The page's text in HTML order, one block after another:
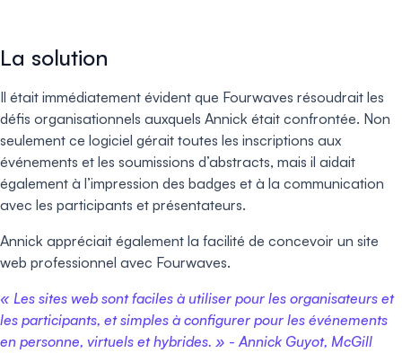
La solution
Il était immédiatement évident que Fourwaves résoudrait les
défis organisationnels auxquels Annick était confrontée. Non
seulement ce logiciel gérait toutes les inscriptions aux
événements et les soumissions d’abstracts, mais il aidait
également à l’impression des badges et à la communication
avec les participants et présentateurs.
Annick appréciait également la facilité de concevoir un site
web professionnel avec Fourwaves.
« Les sites web sont faciles à utiliser pour les organisateurs et
les participants, et simples à configurer pour les événements
en personne, virtuels et hybrides. » - Annick Guyot, McGill